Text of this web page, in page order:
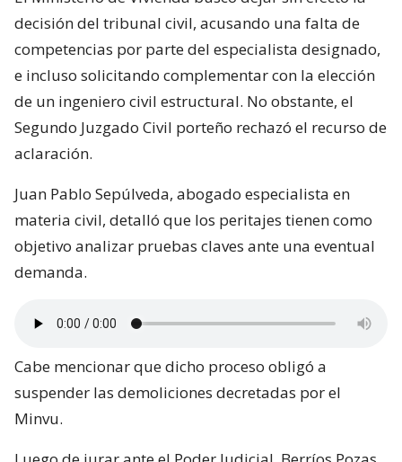
decisión del tribunal civil, acusando una falta de
competencias por parte del especialista designado,
e incluso solicitando complementar con la elección
de un ingeniero civil estructural. No obstante, el
Segundo Juzgado Civil porteño rechazó el recurso de
aclaración.
Juan Pablo Sepúlveda, abogado especialista en
materia civil, detalló que los peritajes tienen como
objetivo analizar pruebas claves ante una eventual
demanda.
Cabe mencionar que dicho proceso obligó a
suspender las demoliciones decretadas por el
Minvu.